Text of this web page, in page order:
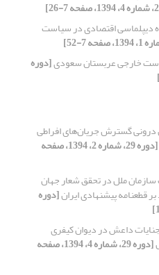
دیپلماسی اقتصادی در سیاست
خارجی عربستان سعودی[دوره
درونی گسترش جریان‌های افراطی
[دوره 29، شماره 2، 1394، صفحه
ملل در تحقق شعار جهان
قطعنامه پیشنهادی ایران[دوره
داعش در دیوان کیفری
[دوره 29، شماره 4، 1394، صفحه